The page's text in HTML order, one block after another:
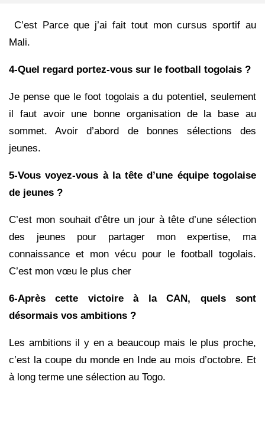
C’est Parce que j’ai fait tout mon cursus sportif au
Mali.
4-Quel regard portez-vous sur le football togolais ?
Je pense que le foot togolais a du potentiel, seulement
il faut avoir une bonne organisation de la base au
sommet. Avoir d’abord de bonnes sélections des
jeunes.
5-Vous voyez-vous à la tête d’une équipe togolaise
de jeunes ?
C’est mon souhait d’être un jour à tête d’une sélection
des jeunes pour partager mon expertise, ma
connaissance et mon vécu pour le football togolais.
C’est mon vœu le plus cher
6-Après cette victoire à la CAN, quels sont
désormais vos ambitions ?
Les ambitions il y en a beaucoup mais le plus proche,
c’est la coupe du monde en Inde au mois d’octobre. Et
à long terme une sélection au Togo.